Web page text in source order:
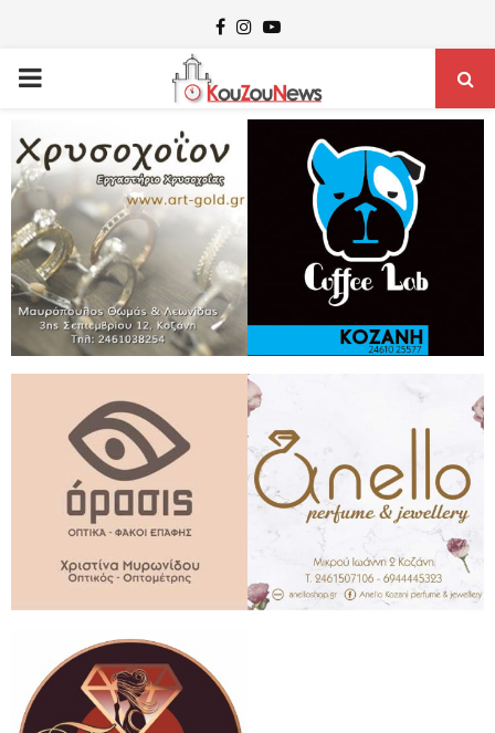
Facebook
Instagram
Youtube
PRIMARY
MENU